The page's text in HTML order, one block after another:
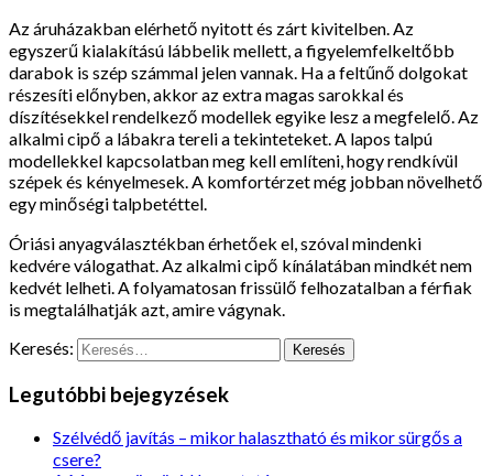
Az áruházakban elérhető nyitott és zárt kivitelben. Az
egyszerű kialakítású lábbelik mellett, a figyelemfelkeltőbb
darabok is szép számmal jelen vannak. Ha a feltűnő dolgokat
részesíti előnyben, akkor az extra magas sarokkal és
díszítésekkel rendelkező modellek egyike lesz a megfelelő. Az
alkalmi cipő a lábakra tereli a tekinteteket.A lapos talpú
modellekkel kapcsolatban meg kell említeni, hogy rendkívül
szépek és kényelmesek. A komfortérzet még jobban növelhető
egy minőségi talpbetéttel.
Óriási anyagválasztékban érhetőek el, szóval mindenki
kedvére válogathat. Az alkalmi cipő kínálatában mindkét nem
kedvét lelheti. A folyamatosan frissülő felhozatalban a férfiak
is megtalálhatják azt, amire vágynak.
Keresés:
Legutóbbi bejegyzések
Szélvédő javítás – mikor halasztható és mikor sürgős a
csere?